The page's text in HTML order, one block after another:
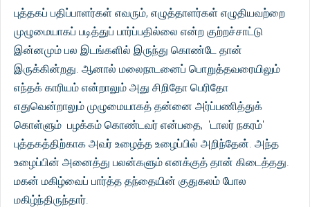
புத்தகப் பதிப்பாளர்கள் எவரும், எழுத்தாளர்கள் எழுதியவற்றை
முழுமையாகப் படித்துப் பார்ப்பதில்லை என்ற குற்றச்சாட்டு
இன்னமும் பல இடங்களில் இருந்து கொண்டே தான்
இருக்கின்றது. ஆனால் மலைநாடனைப் பொறுத்தவரையிலும்
எந்தக் காரியம் என்றாலும் அது சிறிதோ பெரிதோ
எதுவென்றாலும் முழுமையாகத் தன்னை அர்ப்பணித்துக்
கொள்ளும் பழக்கம் கொண்டவர் என்பதை, 'டாலர் நகரம்'
புத்தகத்திற்காக அவர் உழைத்த உழைப்பில் அறிந்தேன். அந்த
உழைப்பின் அனைத்து பலன்களும் எனக்குத் தான் கிடைத்தது.
மகன் மகிழ்வைப் பார்த்த தந்தையின் குதுகலம் போல
மகிழ்ந்திருந்தார்.